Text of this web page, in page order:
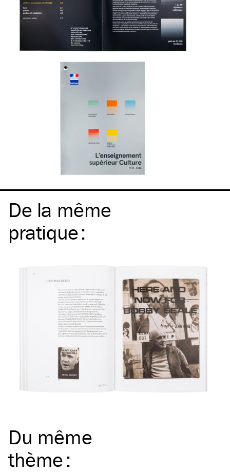
De la même
pratique:
Du même
thème: